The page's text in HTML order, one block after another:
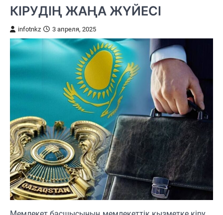
КІРУДІҢ ЖАҢА ЖҮЙЕСІ
infotnkz 3 апреля, 2025